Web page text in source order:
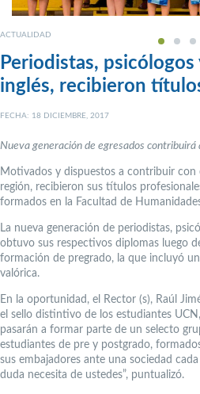
ACTUALIDAD
Periodistas,
inglés, recibieron
FECHA: 18 DICIEMBRE, 2017
Nueva generación de egresados contribuirá
Motivados y dispuestos a contribuir con
región, recibieron sus títulos
formados en la Facultad de
La nueva generación de periodistas,
obtuvo sus respectivos diplomas luego
formación de pregrado, la que incluyó
valórica.
En la oportunidad, el Rector (s), Raúl
el sello distintivo de los estudiantes
pasarán a formar parte de un selecto
estudiantes de pre y postgrado,
sus embajadores ante una sociedad
duda necesita de ustedes”, puntualizó.